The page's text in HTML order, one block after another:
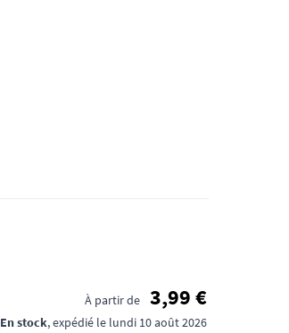
À partir de 3,99 €
En stock, expédié le lundi 10 août 2026